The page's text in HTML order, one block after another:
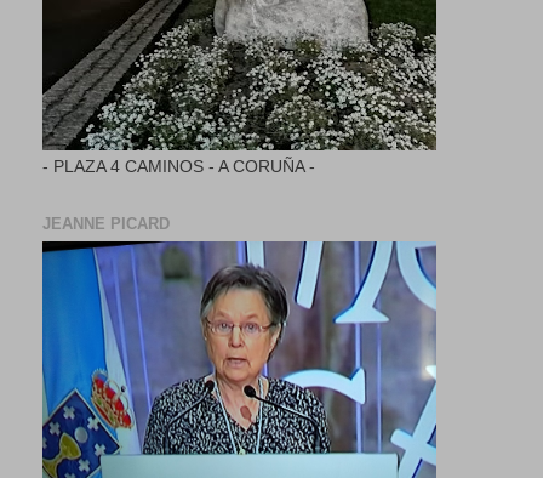
- PLAZA 4 CAMINOS - A CORUÑA -
JEANNE PICARD